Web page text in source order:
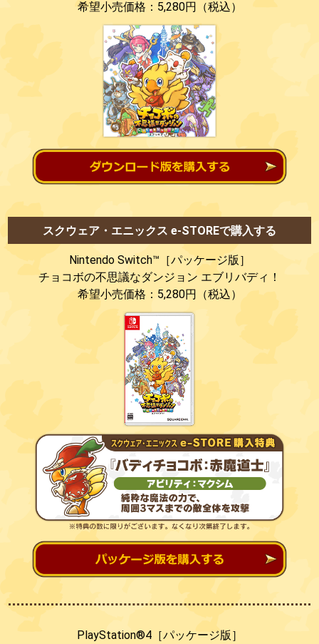
希望小売価格：5,280円（税込）
スクウェア・エニックス e-STOREで購入する
Nintendo Switch™［パッケージ版］
チョコボの不思議なダンジョン エブリバディ！
希望小売価格：5,280円（税込）
PlayStation®4［パッケージ版］